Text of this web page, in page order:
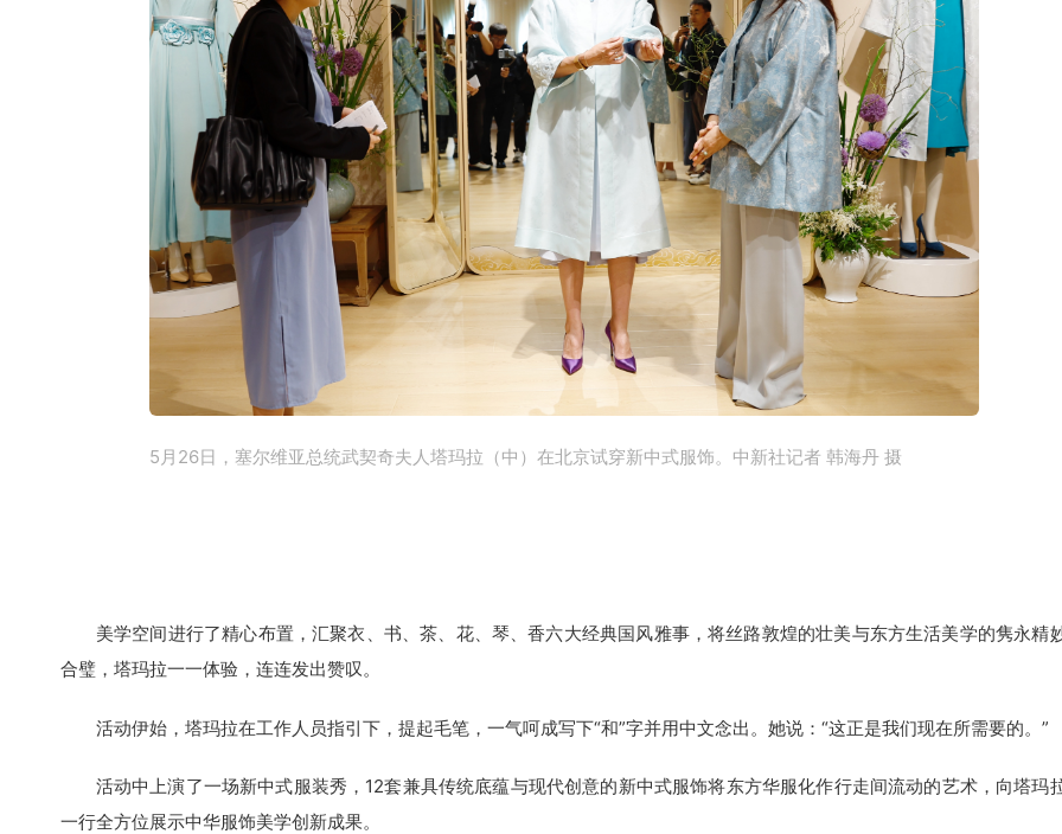
5月26日，塞尔维亚总统武契奇夫人塔玛拉（中）在北京试穿新中式服饰。中新社记者 韩海丹 摄
美学空间进行了精心布置，汇聚衣、书、茶、花、琴、香六大经典国风雅事，将丝路敦煌的壮美与东方生活美学的隽永精
合璧，塔玛拉一一体验，连连发出赞叹。
活动伊始，塔玛拉在工作人员指引下，提起毛笔，一气呵成写下“和”字并用中文念出。她说：“这正是我们现在所需要的。”
活动中上演了一场新中式服装秀，12套兼具传统底蕴与现代创意的新中式服饰将东方华服化作行走间流动的艺术，向塔玛
一行全方位展示中华服饰美学创新成果。